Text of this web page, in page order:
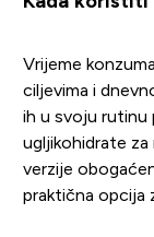
Vrijeme
ciljevima i
ih u svoju rutinu
ugljikohidrate za
verzije
praktična opcija